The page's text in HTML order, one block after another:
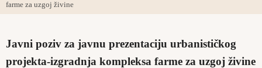
farme za uzgoj živine
Javni poziv za javnu prezentaciju urbanističkog
projekta-izgradnja kompleksa farme za uzgoj živine